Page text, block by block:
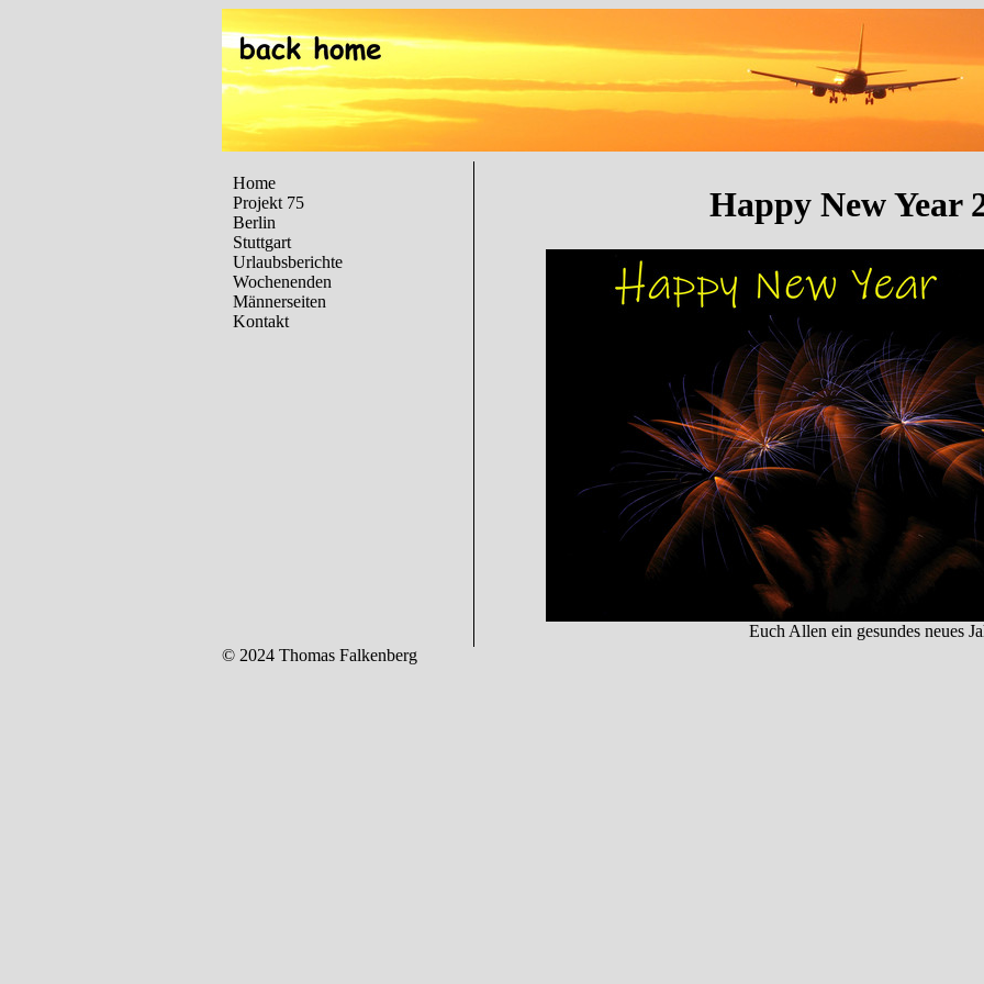
Home
Projekt 75
Berlin
Stuttgart
Urlaubsberichte
Wochenenden
Männerseiten
Kontakt
Happy New Year
Euch Allen ein gesundes neues
© 2024 Thomas Falkenberg